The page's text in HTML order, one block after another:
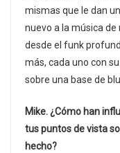
mismas que le dan
nuevo a la música de
desde el funk
más, cada uno con
sobre una base de
Mike. ¿Cómo han
tus puntos de vista
hecho?